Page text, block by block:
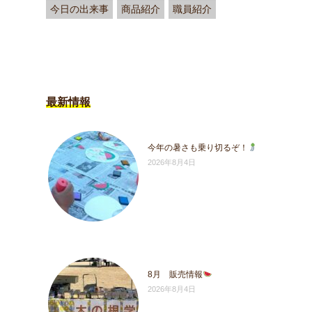
今日の出来事 商品紹介 職員紹介
最新情報
今年の暑さも乗り切るぞ！
2026年8月4日
8月 販売情報
2026年8月4日